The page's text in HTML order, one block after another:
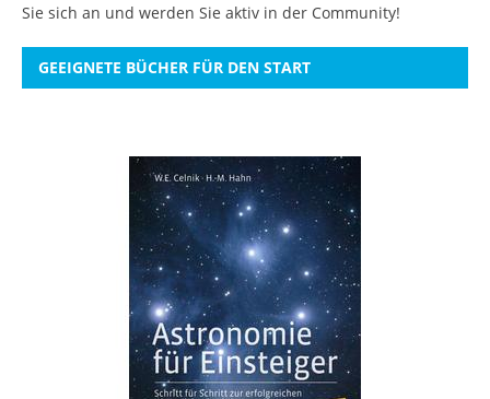
Sie sich an und werden Sie aktiv in der Community!
GEEIGNETE BÜCHER FÜR DEN START